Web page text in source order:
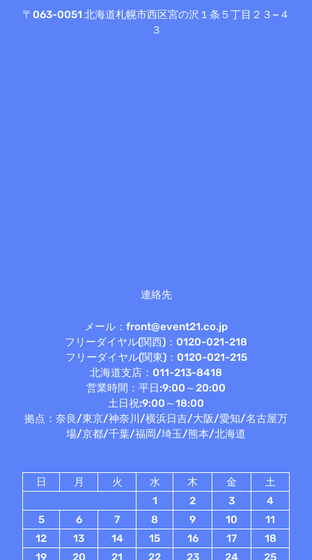
〒063-0051 北海道札幌市西区宮の沢１条５丁目２３−４
３
連絡先
メール：front@event21.co.jp
フリーダイヤル(関西)：0120-021-218
フリーダイヤル(関東)：0120-021-215
北海道支店：011-213-8418
営業時間：平日:9:00～20:00
土日祝:9:00～18:00
拠点：奈良/東京/神奈川/横浜日吉/大阪/愛知/名古屋万
場/京都/千葉/福岡/埼玉/熊本/北海道
日 月 火 水 木 金
土
1
2 3
4
5
6 7 8 9 10
11
12
13 14 15 16 17
18
19
20 21 22 23 24 25